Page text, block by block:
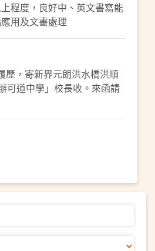
程度，良好中、英文書寫能
用及文書處理
歷，寄新界元朗洪水橋洪順
可道中學」校長收。來函請